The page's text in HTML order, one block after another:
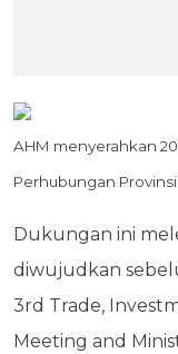
AHM menyerahkan
Perhubungan Provinsi
Dukungan ini
diwujudkan
3rd Trade,
Meeting and